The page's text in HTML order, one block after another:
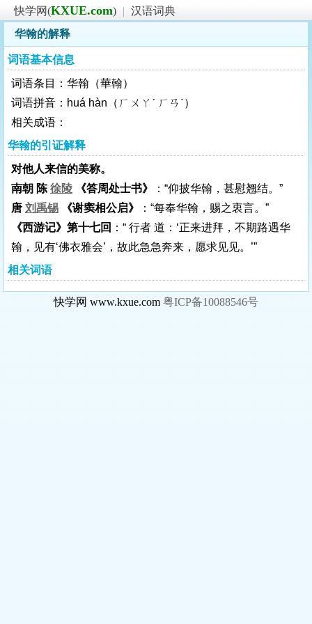
快学网(KXUE.com) | 汉语词典
华翰的解释
词语基本信息
词语条目：华翰（華翰）
词语拼音：huá hàn（ㄏㄨㄚˊ ㄏㄢˋ）
相关成语：
华翰的引证解释
对他人来信的美称。
南朝 陈 徐陵 《答周处士书》
：“仰披华翰，甚慰翘结。”
唐 刘禹锡 《谢窦相公启》
：“每奉华翰，赐之衷言。”
《西游记》第十七回 ：“ 行者 道：‘正来进拜，不期路遇华
翰，见有‘佛衣雅会’，故此急急奔来，愿求见见。’”
相关词语
快学网 www.kxue.com 粤ICP备10088546号